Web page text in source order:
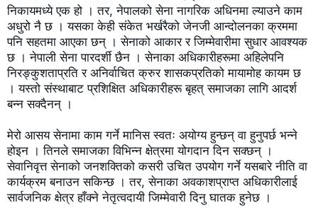
निकायमध्ये एक हो । तर, नेपालको सेना नागरिक अधिनमा ल्याउने काम
अधुरो नै छ । यसका केही संकेत भर्खरैको जेनजी आन्दोलनका क्रममा
पनि सहतमा आएका छन् । सेनाको आकार र जिम्मेवारीमा सुधार आवश्यक
छ । नेपाली सेना पारदर्शी छैन । सेनाका अधिकारीहरूमा अहिलेपनि
निरङ्कुशताप्रति र अनिर्वाचित क्रुर शासकप्रतिको मायामोह कायम छ
। यस्तो संस्थाबाट प्रशिक्षित अधिकारीहरू बृहत् समाजका लागि आदर्श
बन्न सक्दैनन् ।
मेरो आसय सेनामा काम गर्ने मानिस स्वतः अयोग्य हुन्छन् वा हुनुपर्छ भन्ने
होइन । तिनले समाजका विभिन्न क्षेत्रमा योगदान दिन सक्छन् ।
सेवानिवृत्त सेनाको जनशक्तिको कसरी उचित उपयोग गर्ने यसबारे नीति वा
कार्यक्रम बनाउन सकिन्छ । तर, सेनाका अवकाशप्राप्त अधिकारीलाई
सार्वजनिक क्षेत्र हाँक्ने नेतृत्वदायी जिम्मेवारी दिनु घातक हुनेछ ।